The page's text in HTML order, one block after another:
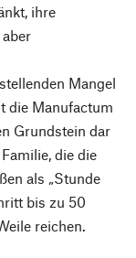
ihre
Mangel
die Manufactum
Grundstein dar
die die
als „Stunde
bis zu 50
reichen.